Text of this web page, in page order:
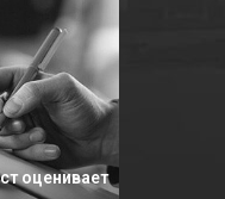
оценивает